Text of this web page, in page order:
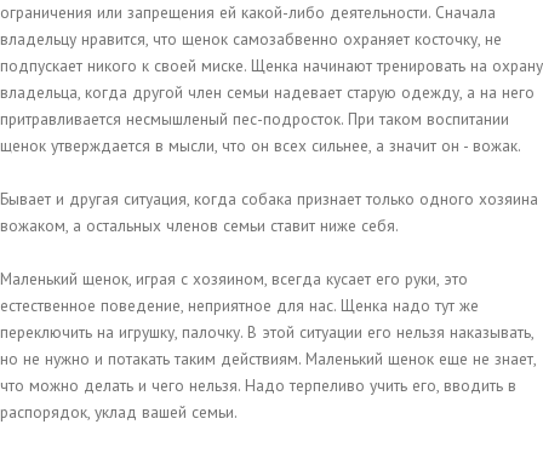
ограничения или запрещения ей какой-либо деятельности. Сначала
владельцу нравится, что щенок самозабвенно охраняет косточку, не
подпускает никого к своей миске. Щенка начинают тренировать на охрану
владельца, когда другой член семьи надевает старую одежду, а на него
притравливается несмышленый пес-подросток. При таком воспитании
щенок утверждается в мысли, что он всех сильнее, а значит он - вожак.
Бывает и другая ситуация, когда собака признает только одного хозяина
вожаком, а остальных членов семьи ставит ниже себя.
Маленький щенок, играя с хозяином, всегда кусает его руки, это
естественное поведение, неприятное для нас. Щенка надо тут же
переключить на игрушку, палочку. В этой ситуации его нельзя наказывать,
но не нужно и потакать таким действиям. Маленький щенок еще не знает,
что можно делать и чего нельзя. Надо терпеливо учить его, вводить в
распорядок, уклад вашей семьи.